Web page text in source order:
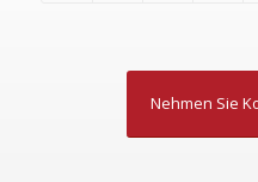
Nehmen Sie